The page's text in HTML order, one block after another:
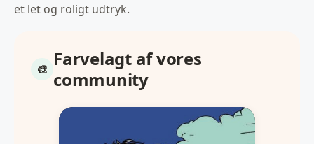
et let og roligt udtryk.
Farvelagt af vores
community